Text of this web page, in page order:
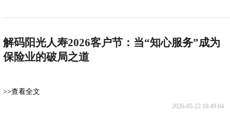
解码阳光人寿2026客户节：当“知心服务”成为
保险业的破局之道
>>查看全文
2026-05-22 10:49:04